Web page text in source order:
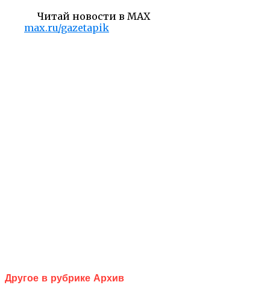
Читай новости в MAX
max.ru/gazetapik
Другое в рубрике Архив